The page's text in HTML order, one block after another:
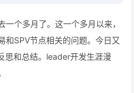
个多月了。这一个多月以来，
和SPV节点相关的问题。今日又
思和总结。leader开发生涯漫